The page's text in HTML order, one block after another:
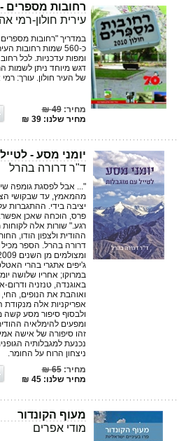
רחובות מספרים -
עירית חולון-רמי
כ-560 שמות רחובות
ומפות עדכניות. לכל
דגש מיוחד ניתן לשמות
של העיר חולון. עורך: רמי
מחיר:49 ₪
מחיר שלנו: 39 ₪
יומני מסע -
ד"ר דרורה בהרל
"... אבל לפסגת גומפה
מהמאמץ, עד שבקושי
יציבה בידי. ההתגברות
פרס, הוכחה שאכן אפשר.
רגע." שורות אלה
ההודית ולצפון הודו,
דרורה בהרל. הספר מכיל
ג'יפים אתגרי בהרי
במרוקו; אחריו שלושה
באוגנדה, טנזניה
ואוהבת את הנופים,
אפריקניות אלה
ולבסוף סיפור מסע קשה
ומפעים להימלאיה
זהו סיפורה של אישה
נכנעת למגבלותיה
ניצחון הרוח על החומר.
מחיר:65 ₪
מחיר שלנו: 45 ₪
מעוף הקונדור
מודי אפרים